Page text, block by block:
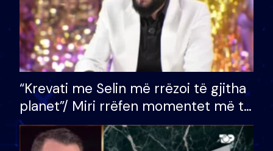
“Krevati me Selin më rrëzoi të gjitha
planet”/ Miri rrëfen momentet më të
bukura në shtëpinë e BB VIP: Do më
mungojë zilja e mëngjesit kur…